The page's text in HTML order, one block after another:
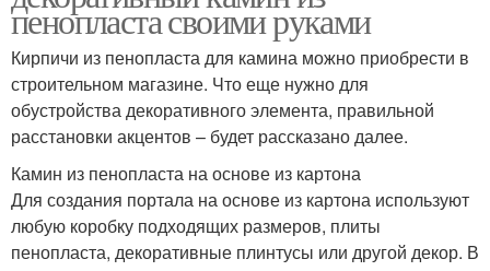
пенопласта своими руками
Кирпичи из пенопласта для камина можно приобрести в
строительном магазине. Что еще нужно для
обустройства декоративного элемента, правильной
расстановки акцентов – будет рассказано далее.
Камин из пенопласта на основе из картона
Для создания портала на основе из картона используют
любую коробку подходящих размеров, плиты
пенопласта, декоративные плинтусы или другой декор. В